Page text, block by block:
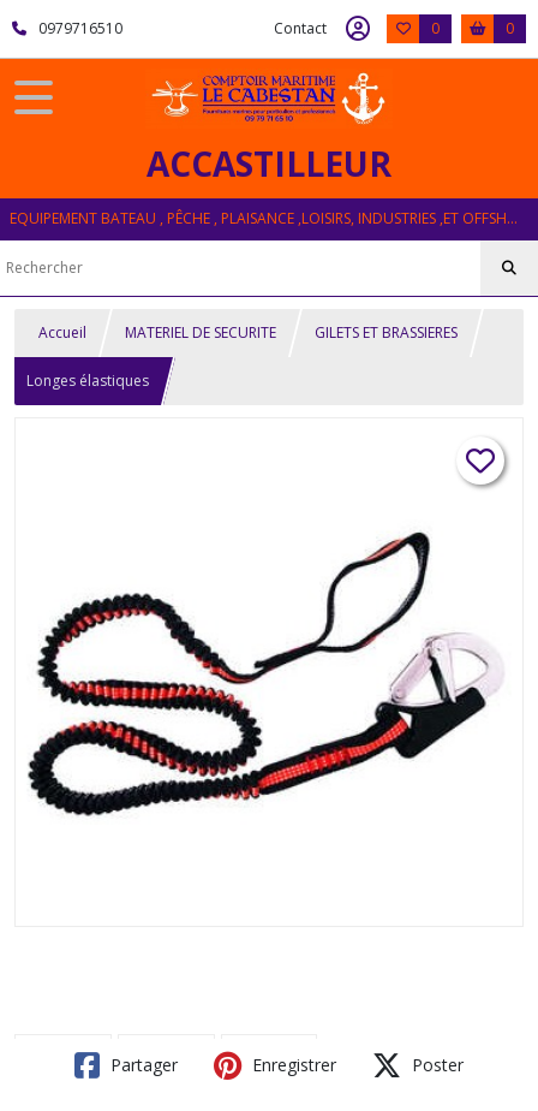
0979716510 Contact 0 0
ACCASTILLEUR
EQUIPEMENT BATEAU , PÊCHE , PLAISANCE ,LOISIRS, INDUSTRIES ,ET OFFSHORE
Accueil MATERIEL DE SECURITE GILETS ET BRASSIERES
Longes élastiques
Partager Enregistrer Poster